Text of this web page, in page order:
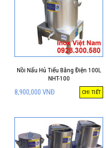
Nồi Nấu Hủ Tiếu Bằng Điện 100L
NHT-100
8,900,000 VNĐ CHI TIẾT